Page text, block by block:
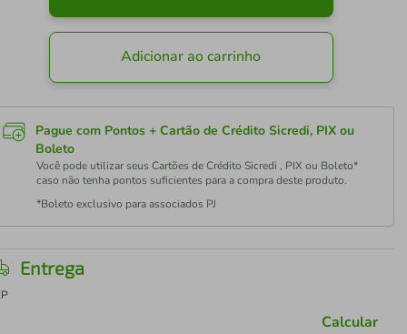
Adicionar ao carrinho
Pague com Pontos + Cartão de Crédito Sicredi, PIX ou
Boleto
Você pode utilizar seus Cartões de Crédito Sicredi , PIX ou Boleto*
caso não tenha pontos suficientes para a compra deste produto.
*Boleto exclusivo para associados PJ
Entrega
Calcular